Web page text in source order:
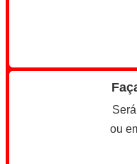
ou